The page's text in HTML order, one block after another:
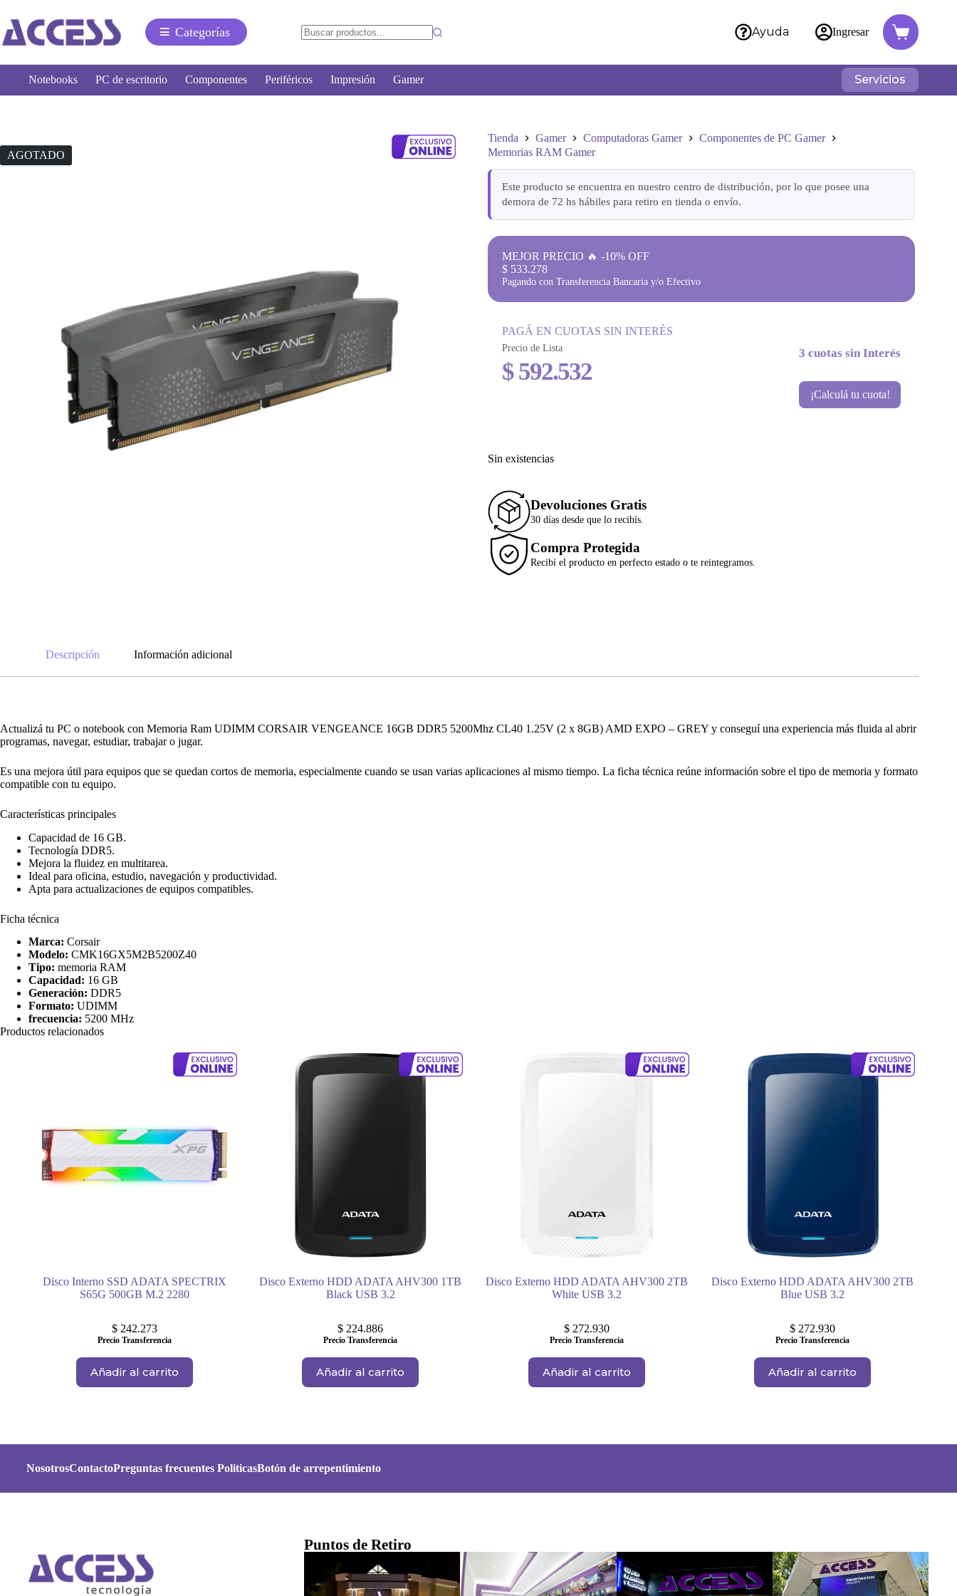
Categorías Ayuda Ingresar
Notebooks PC de escritorio Componentes Periféricos Impresión Gamer Servicios
AGOTADO
Tienda Gamer Computadoras Gamer
Componentes de PC Gamer
Memorias RAM Gamer
Este producto se encuentra en nuestro centro de distribución, por lo que posee una
demora de 72 hs hábiles para retiro en tienda o envío.
MEJOR PRECIO 🔥 -10% OFF
$ 533.278
Pagando con Transferencia Bancaria y/o Efectivo
PAGÁ EN CUOTAS SIN INTERÉS
Precio de Lista
$592.532
3 cuotas sin Interés
¡Calculá tu cuota!
Sin existencias
Devoluciones Gratis
30 días desde que lo recibís.
Compra Protegida
Recibí el producto en perfecto estado o te reintegramos.
Descripción Información adicional
Actualizá tu PC o notebook con Memoria Ram UDIMM CORSAIR VENGEANCE 16GB DDR5 5200Mhz CL40 1.25V (2 x 8GB) AMD EXPO – GREY y conseguí una experiencia más fluida al abrir
programas, navegar, estudiar, trabajar o jugar.
Es una mejora útil para equipos que se quedan cortos de memoria, especialmente cuando se usan varias aplicaciones al mismo tiempo. La ficha técnica reúne información sobre el tipo de memoria y formato
compatible con tu equipo.
Características principales
Capacidad de 16 GB.
Tecnología DDR5.
Mejora la fluidez en multitarea.
Ideal para oficina, estudio, navegación y productividad.
Apta para actualizaciones de equipos compatibles.
Ficha técnica
Marca: Corsair
Modelo: CMK16GX5M2B5200Z40
Tipo: memoria RAM
Capacidad: 16 GB
Generación: DDR5
Formato: UDIMM
frecuencia: 5200 MHz
Productos relacionados
Disco Interno SSD ADATA SPECTRIX
S65G 500GB M.2 2280
$242.273
Precio Transferencia
Añadir al carrito
Disco Externo HDD ADATA AHV300 1TB
Black USB 3.2
$ 224.886
Precio Transferencia
Añadir al carrito
Disco Externo HDD ADATA AHV300 2TB
White USB 3.2
$272.930
Precio Transferencia
Añadir al carrito
Disco Externo HDD ADATA AHV300 2TB
Blue USB 3.2
$ 272.930
Precio Transferencia
Añadir al carrito
NosotrosContactoPreguntas frecuentes PoliticasBotón de arrepentimiento
Puntos de Retiro